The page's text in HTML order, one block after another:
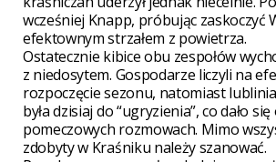
wcześniej Knapp, próbując zaskoczyć
efektownym strzałem z powietrza.
Ostatecznie kibice obu zespołów
z niedosytem. Gospodarze liczyli na
rozpoczęcie sezonu, natomiast
była dzisiaj do “ugryzienia”, co dało
pomeczowych rozmowach. Mimo
zdobyty w Kraśniku należy szanować.